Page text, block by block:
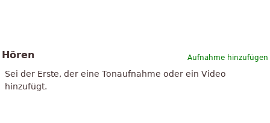
Aufnahme hinzufügen
Hören
Sei der Erste, der eine Tonaufnahme oder ein Video
hinzufügt.